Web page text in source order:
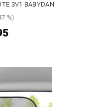
3V1 BABYDAN
%)